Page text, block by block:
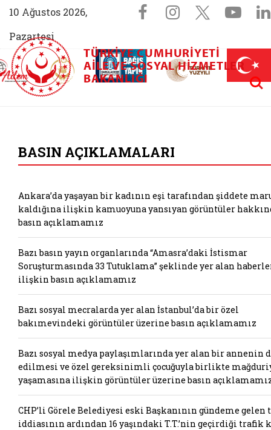
10 Ağustos 2026,
Pazartesi
Sosyal
Facebook
Instagram
X
Aile (yeni sekmede açılır)
AİLEM İletişim Merkezi (yeni sekmede açılır)
Aile ve Nüfus On Yılı (yeni sekmede açılır)
Darülaceze bağış sayfası (yeni
TÜRKIYE CUMHURIYETI
AILE VE SOSYAL HIZMETLER
BAKANLIĞI
BASIN AÇIKLAMALARI
Ankara’da yaşayan bir kadının eşi tarafından şiddete
kaldığına ilişkin kamuoyuna yansıyan görüntüler
basın açıklamamız
Bazı basın yayın organlarında “Amasra’daki İstismar
Soruşturmasında 33 Tutuklama” şeklinde yer alan
ilişkin basın açıklamamız
Bazı sosyal mecralarda yer alan İstanbul’da bir özel
bakımevindeki görüntüler üzerine basın açıklamamız
Bazı sosyal medya paylaşımlarında yer alan bir annenin
edilmesi ve özel gereksinimli çocuğuyla birlikte
yaşamasına ilişkin görüntüler üzerine basın
CHP’li Görele Belediyesi eski Başkanının gündeme gelen
iddiasının ardından 16 yaşındaki T.T.’nin geçirdiği trafik